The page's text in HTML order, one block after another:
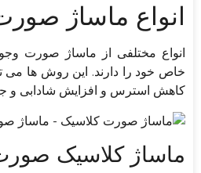
انواع ماساژ
انواع مختلفی از ماساژ صورت
خاص خود را دارند. این روش ها می
کاهش استرس و افزایش شادابی و
ماساژ کلاسیک